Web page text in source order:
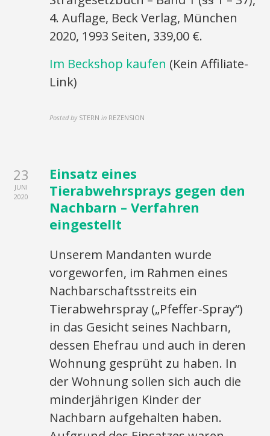
4. Auflage, Beck Verlag, München
2020, 1993 Seiten, 339,00 €.
Im Beckshop kaufen (Kein Affiliate-
Link)
Posted by STERN in REZENSION
23
JUNI
2020
Einsatz eines
Tierabwehrsprays gegen den
Nachbarn – Verfahren
eingestellt
Unserem Mandanten wurde
vorgeworfen, im Rahmen eines
Nachbarschaftsstreits ein
Tierabwehrspray („Pfeffer-Spray“)
in das Gesicht seines Nachbarn,
dessen Ehefrau und auch in deren
Wohnung gesprüht zu haben. In
der Wohnung sollen sich auch die
minderjährigen Kinder der
Nachbarn aufgehalten haben.